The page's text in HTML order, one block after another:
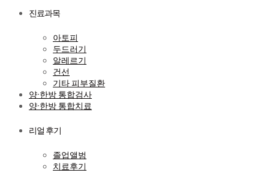
진료과목
아토피
두드러기
알레르기
건선
기타 피부질환
양·한방 통합검사
양·한방 통합치료
리얼 후기
졸업앨범
치료후기